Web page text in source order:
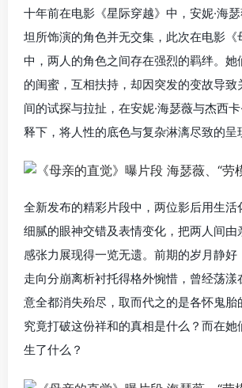
十年前在电影《星际穿越》中，安妮·海
坦所饰演的角色并无交集，此次在电影《
中，两人的角色之间存在强烈的羁绊。她
的闺蜜，互相扶持，却因突发的变故导致
间的试探与拉扯，在安妮·海瑟薇与杰西
释下，将人性的底色与复杂淋漓尽致的呈
全新发布的精彩片段中，两位影后用生活
细腻的眼神交错及表情变化，把两人间由
感张力展现得一览无遗。前期的岁月静好
走向分崩离析衬托得格外惋惜，曾经荡漾
意全都消失殆尽，取而代之的是各怀鬼胎
究竟打破这份祥和的真相是什么？而在她
生了什么？